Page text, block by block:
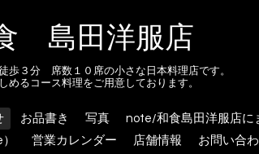
島田洋服店
歩３分 席数１０席の小さな日本料理店です。
めるコース料理をご用意しております。
お品書き 写真
note/和食島田洋服店に
営業カレンダー 店舗情報 お問い合